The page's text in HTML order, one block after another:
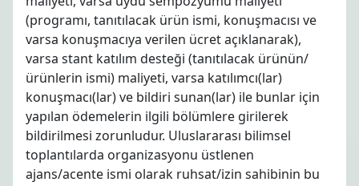
(programı, tanıtılacak ürün ismi, konuşmacısı ve
varsa konuşmacıya verilen ücret açıklanarak),
varsa stant katılım desteği (tanıtılacak ürünün/
ürünlerin ismi) maliyeti, varsa katılımcı(lar)
konuşmacı(lar) ve bildiri sunan(lar) ile bunlar için
yapılan ödemelerin ilgili bölümlere girilerek
bildirilmesi zorunludur. Uluslararası bilimsel
toplantılarda organizasyonu üstlenen
ajans/acente ismi olarak ruhsat/izin sahibinin bu